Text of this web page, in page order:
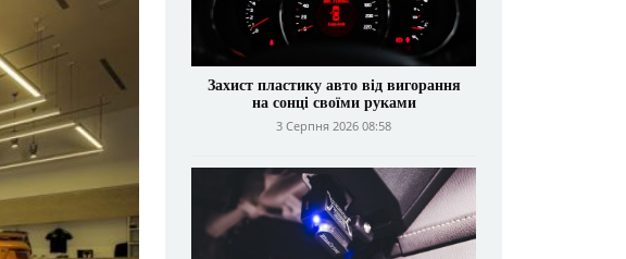
Захист пластику авто від вигорання
на сонці своїми руками
3 Серпня 2026 08:58